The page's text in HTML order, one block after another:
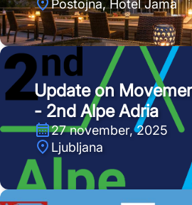
Postojna, Hotel Jama
Update on
- 2nd Alpe Adria
27 november, 2025
Ljubljana